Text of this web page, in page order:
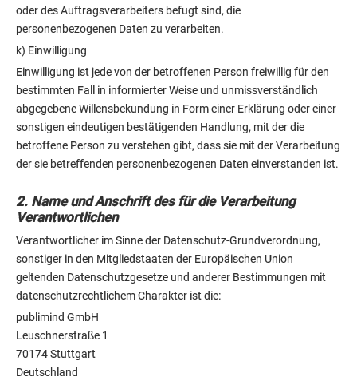
oder des Auftragsverarbeiters befugt sind, die
personenbezogenen Daten zu verarbeiten.
k) Einwilligung
Einwilligung ist jede von der betroffenen Person freiwillig für den
bestimmten Fall in informierter Weise und unmissverständlich
abgegebene Willensbekundung in Form einer Erklärung oder einer
sonstigen eindeutigen bestätigenden Handlung, mit der die
betroffene Person zu verstehen gibt, dass sie mit der Verarbeitung
der sie betreffenden personenbezogenen Daten einverstanden ist.
2. Name und Anschrift des für die Verarbeitung
Verantwortlichen
Verantwortlicher im Sinne der Datenschutz-Grundverordnung,
sonstiger in den Mitgliedstaaten der Europäischen Union
geltenden Datenschutzgesetze und anderer Bestimmungen mit
datenschutzrechtlichem Charakter ist die:
publimind GmbH
Leuschnerstraße 1
70174 Stuttgart
Deutschland